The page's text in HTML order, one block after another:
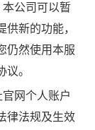
公司可以暂
新的功能，
仍然使用本服
。
网个人账户
律法规及生效